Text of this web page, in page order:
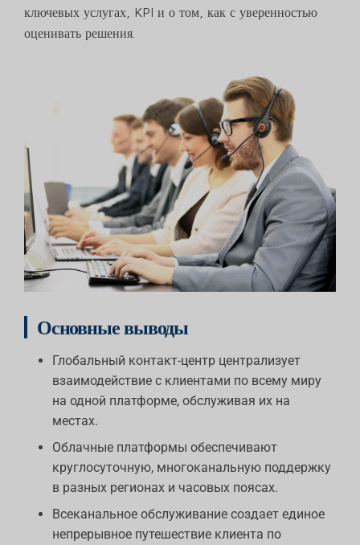
ключевых услугах, KPI и о том, как с уверенностью
оценивать решения.
Основные выводы
Глобальный контакт-центр централизует
взаимодействие с клиентами по всему миру
на одной платформе, обслуживая их на
местах.
Облачные платформы обеспечивают
круглосуточную, многоканальную поддержку
в разных регионах и часовых поясах.
Всеканальное обслуживание создает единое
непрерывное путешествие клиента по